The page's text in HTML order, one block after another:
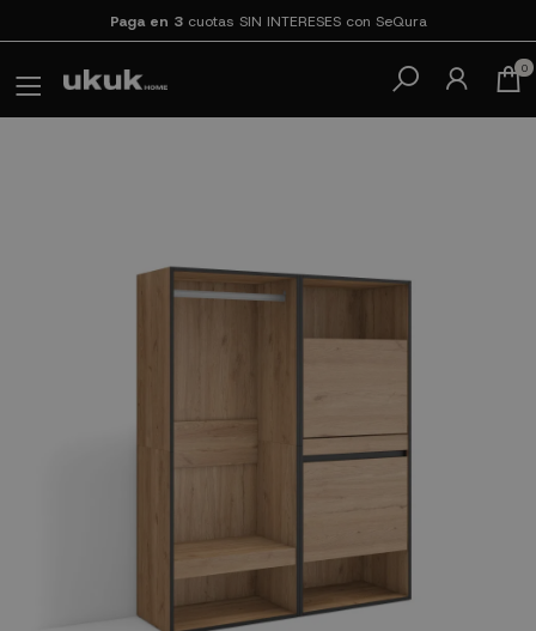
Paga en 3cuotas SIN INTERESES con SeQura
0